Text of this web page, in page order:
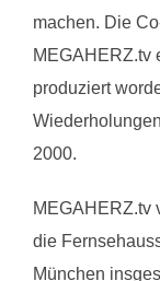
machen. Die
MEGAHERZ.tv
produziert
2000.
MEGAHERZ.tv
die
München